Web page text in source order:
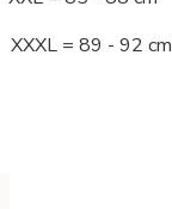
= 89 - 92 cm